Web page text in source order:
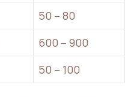
50 – 80
600 – 900
50 – 100